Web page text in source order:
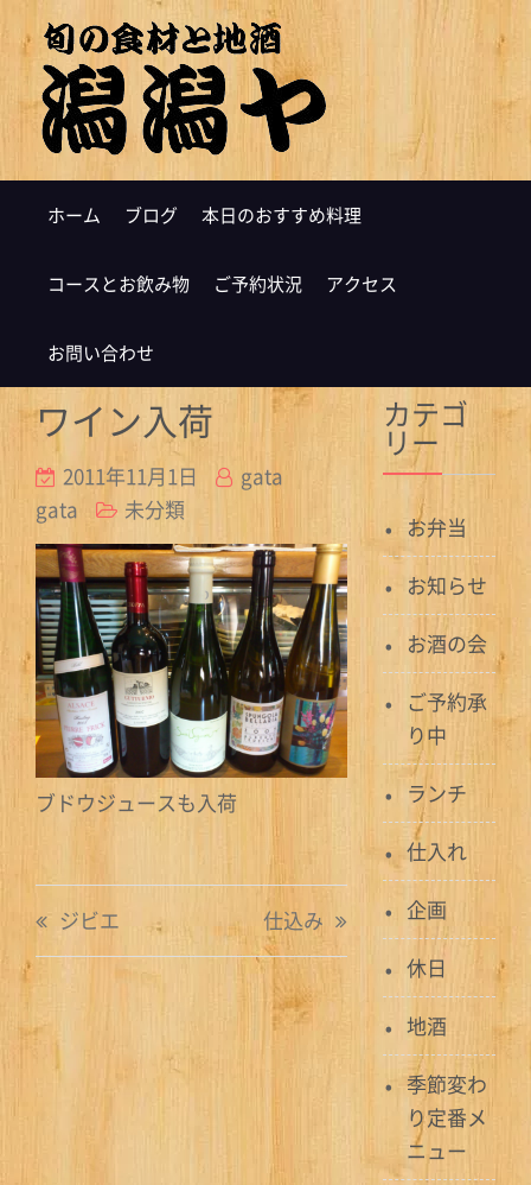
ホーム ブログ 本日のおすすめ料理
コースとお飲み物 ご予約状況 アクセス
お問い合わせ
ワイン入荷
2011年11月1日
gata
gata
未分類
ブドウジュースも入荷
投
稿
ビ
ジビエ 仕込み
カテゴ
リー
お弁当
お知らせ
お酒の会
ご予約承
り中
ランチ
仕入れ
企画
休日
地酒
季節変わ
り定番メ
ニュー